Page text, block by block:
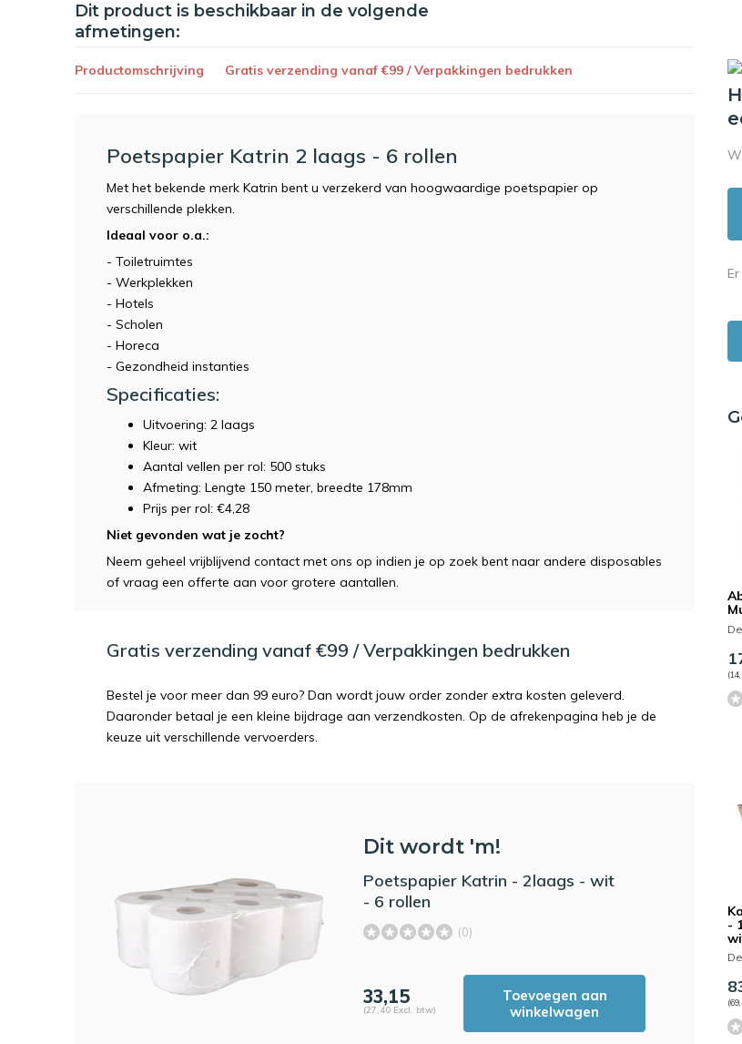
Dit product is beschikbaar in de volgende
afmetingen:
Productomschrijving Gratis verzending vanaf €99 / Verpakkingen bedrukken
Poetspapier Katrin 2 laags - 6 rollen
Met het bekende merk Katrin bent u verzekerd van hoogwaardige poetspapier op
verschillende plekken.
Ideaal voor o.a.:
- Toiletruimtes
- Werkplekken
- Hotels
- Scholen
- Horeca
- Gezondheid instanties
Specificaties:
Uitvoering: 2 laags
Kleur: wit
Aantal vellen per rol: 500 stuks
Afmeting: Lengte 150 meter, breedte 178mm
Prijs per rol: €4,28
Niet gevonden wat je zocht?
Neem geheel vrijblijvend contact met ons op indien je op zoek bent naar andere disposables
of vraag een offerte aan voor grotere aantallen.
Gratis verzending vanaf €99 / Verpakkingen bedrukken
Bestel je voor meer dan 99 euro? Dan wordt jouw order zonder extra kosten geleverd.
Daaronder betaal je een kleine bijdrage aan verzendkosten. Op de afrekenpagina heb je de
keuze uit verschillende vervoerders.
Dit wordt 'm!
Poetspapier Katrin - 2laags - wit
- 6 rollen
(0)
33,15
(27,40 Excl. btw)
Toevoegen aan
winkelwagen
-